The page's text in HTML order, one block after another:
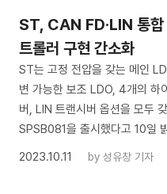
ST, CAN FD·LIN 통합
트롤러 구현 간소화
ST는 고정 전압을 갖는 메인
변 가능한 보조 LDO, 4개의 하
버, LIN 트랜시버 옵션을 모두
SPSB081을 출시했다고 10일
2023.10.11
by 성유창 기자